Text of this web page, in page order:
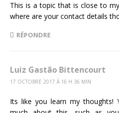
This is a topic that is close to
where are your contact details
RÉPONDRE
Luiz Gastão Bittencourt
17 OCTOBRE 2017 Á 16 H 36 MIN
Its like you learn my thoughts!